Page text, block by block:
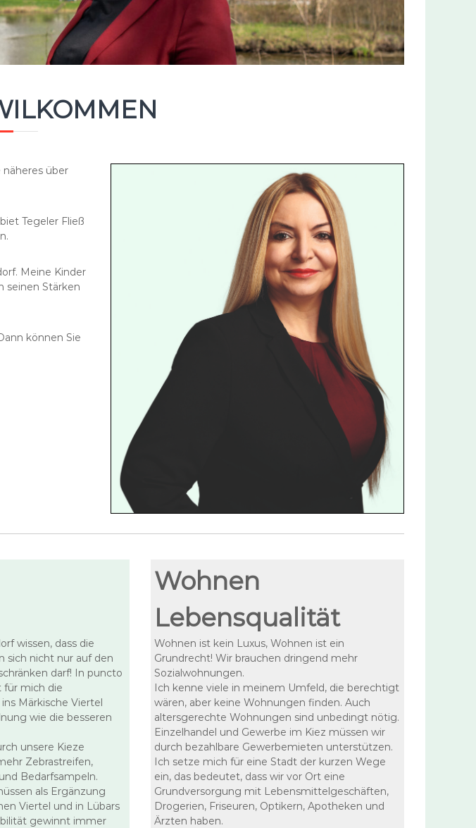
näheres über
Tegeler Fließ
Meine Kinder
seinen Stärken
können Sie
wissen, dass die
sich nicht nur auf den
darf! In puncto
für mich die
Märkische Viertel
wie die besseren
unsere Kieze
Zebrastreifen,
Bedarfsampeln.
als Ergänzung
Viertel und in Lübars
gewinnt immer
Wohnen
Lebensqualität
Wohnen ist kein Luxus, Wohnen ist ein
Grundrecht! Wir brauchen dringend mehr
Sozialwohnungen.
Ich kenne viele in meinem Umfeld, die berechtigt
wären, aber keine Wohnungen finden. Auch
altersgerechte Wohnungen sind unbedingt nötig.
Einzelhandel und Gewerbe im Kiez müssen wir
durch bezahlbare Gewerbemieten unterstützen.
Ich setze mich für eine Stadt der kurzen Wege
ein, das bedeutet, dass wir vor Ort eine
Grundversorgung mit Lebensmittelgeschäften,
Drogerien, Friseuren, Optikern, Apotheken und
Ärzten haben.